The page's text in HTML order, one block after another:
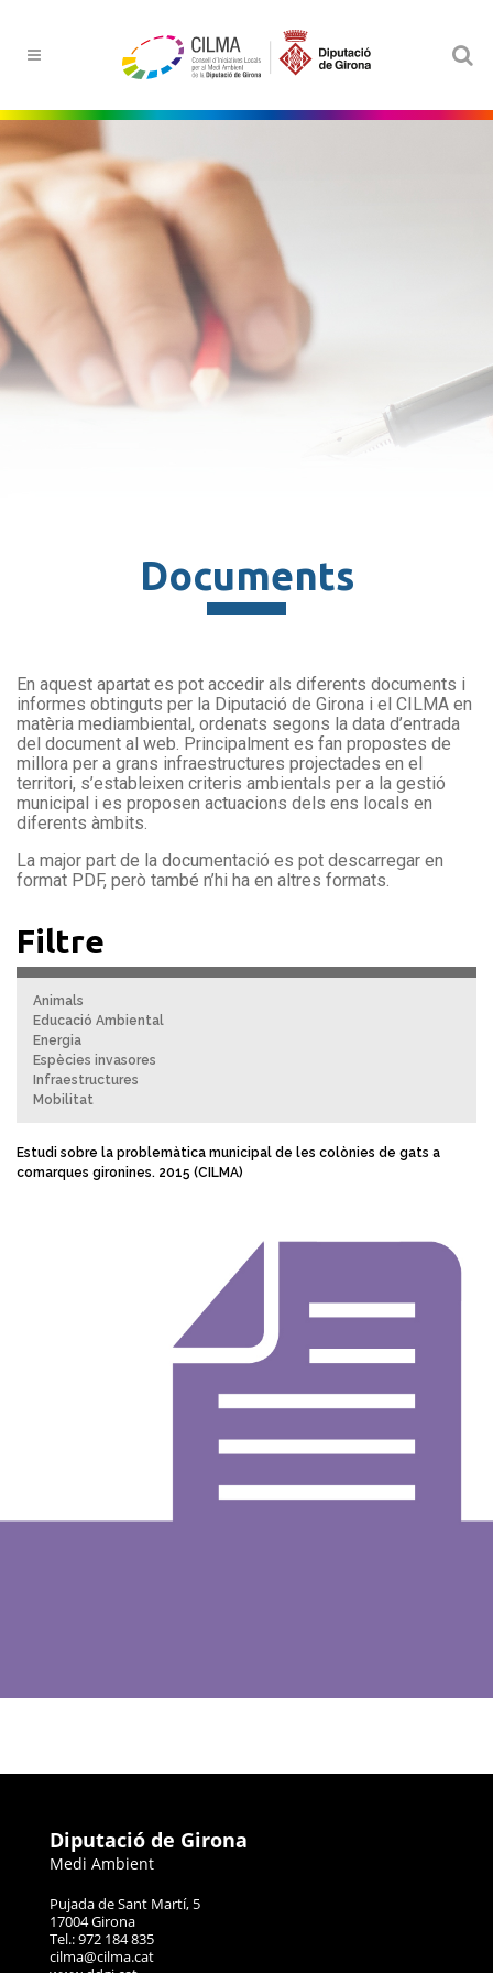
Documents
En aquest apartat es pot accedir als diferents documents i
informes obtinguts per la Diputació de Girona i el CILMA en
matèria mediambiental, ordenats segons la data d’entrada
del document al web. Principalment es fan propostes de
millora per a grans infraestructures projectades en el
territori, s’estableixen criteris ambientals per a la gestió
municipal i es proposen actuacions dels ens locals en
diferents àmbits.
La major part de la documentació es pot descarregar en
format PDF, però també n’hi ha en altres formats.
Filtre
Animals
Educació Ambiental
Energia
Espècies invasores
Infraestructures
Mobilitat
Estudi sobre la problemàtica municipal de les colònies de gats a
comarques gironines. 2015 (CILMA)
Diputació de Girona
Medi Ambient
Pujada de Sant Martí, 5
17004 Girona
Tel.: 972 184 835
cilma@cilma.cat